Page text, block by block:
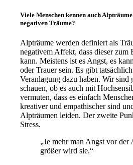
Viele Menschen kennen auch
negativen Träume?
Alpträume werden definiert als
negativem Affekt, dass dieser zum
kann. Meistens ist es Angst, es
oder Trauer sein. Es gibt
Veranlagung dazu haben. Wir sind
schauen, ob es auch mit
vermuten, dass es einfach
kreativer und empathischer sind
Alpträumen leiden. Der zweite
Stress.
„Je mehr man Angst vor der
größer wird sie.“